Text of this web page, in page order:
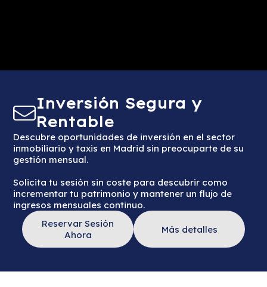
Inversión Segura y
Rentable
Descubre oportunidades de inversión en el sector
inmobiliario y taxis en Madrid sin preocuparte de su
gestión mensual.
Solicita tu sesión sin coste para descubrir como
incrementar tu patrimonio y mantener un flujo de
ingresos mensuales continuo.
Reservar Sesión
Ahora
Más detalles